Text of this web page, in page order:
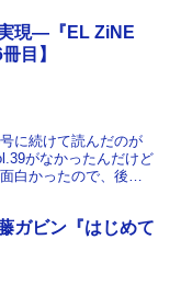
現―『EL ZiNE
目】
に続けて読んだのが
がなかったんだけど
白かったので、後編
ガビン『はじめて